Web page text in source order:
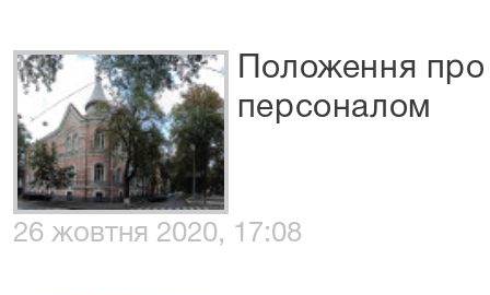
Положення про
персоналом
26 жовтня 2020, 17:08